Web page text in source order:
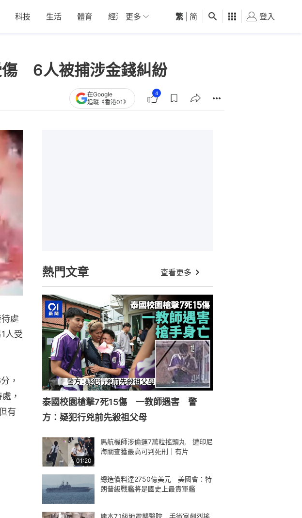
科技 生活 體育 經濟 01深圳 觀點 健康 好食玩飛
更多 繁 简 登入
6人被捕涉金錢糾紛
在Google
追蹤《香港01》
4
處
人受
，
，
有
熱門文章 查看更多
泰國校園槍擊7死15傷 一教師遇害 警
方：疑犯行兇前先殺祖父母
01:20
馬航機師涉偷運7萬粒搖頭丸 遭印尼
海關查獲最高可判死刑｜有片
總造價料達2750億美元 美國會：特
朗普級戰艦將是國史上最貴軍艦
熊本7.1級地震襲醫院 手術室劇烈搖